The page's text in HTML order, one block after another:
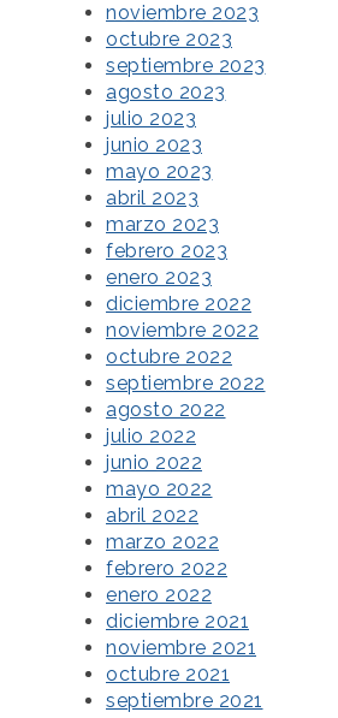
noviembre 2023
octubre 2023
septiembre 2023
agosto 2023
julio 2023
junio 2023
mayo 2023
abril 2023
marzo 2023
febrero 2023
enero 2023
diciembre 2022
noviembre 2022
octubre 2022
septiembre 2022
agosto 2022
julio 2022
junio 2022
mayo 2022
abril 2022
marzo 2022
febrero 2022
enero 2022
diciembre 2021
noviembre 2021
octubre 2021
septiembre 2021